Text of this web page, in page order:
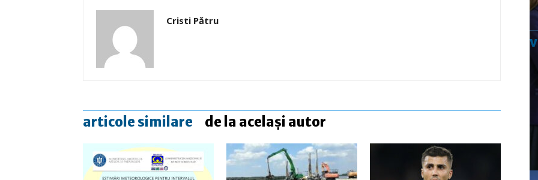
Cristi Pătru
articole similare de la același autor